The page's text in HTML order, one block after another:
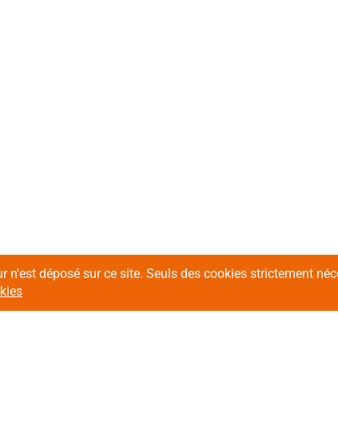
déposé sur ce site. Seuls des cookies strictement